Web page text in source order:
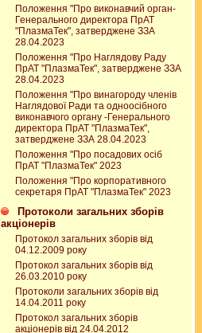
Положення "Про виконавчий орган-
Генерального директора ПрАТ
"ПлазмаТек", затверджене ЗЗА
28.04.2023
Положення "Про Наглядову Раду
ПрАТ "ПлазмаТек", затверджене ЗЗА
28.04.2023
Положення "Про винагороду членів
Наглядової Ради та одноосібного
виконавчого органу -Генерального
директора ПрАТ "ПлазмаТек",
затверджене ЗЗА 28.04.2023
Положення "Про посадових осіб
ПрАТ "ПлазмаТек" 2023
Положення "Про корпоративного
секретаря ПрАТ "ПлазмаТек" 2023
Протоколи загальних зборів
акціонерів
Протокол загальних зборів від
04.12.2009 року
Протокол загальних зборів від
26.03.2010 року
Протоколи загальних зборів від
14.04.2011 року
Протокол загальних зборів
акціонерів від 24.04.2012